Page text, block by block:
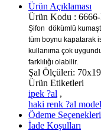
Ürün Açıklaması
Ürün Kodu :
Şifon dökümlü
tüm boynu kapatarak
kullanıma çok
farklılığı olabilir.
Şal Ölçüleri:
Ürün Etiketleri
ipek ?al ,
haki renk ?al
Ödeme Seçenekleri
İade Koşulları